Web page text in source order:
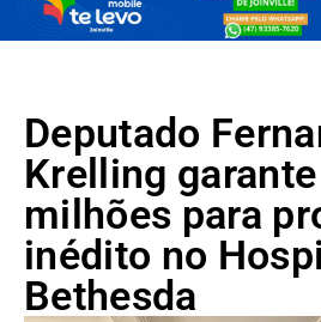
Deputado
Krelling
milhões para
inédito no
Bethesda